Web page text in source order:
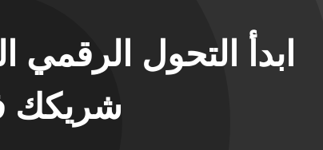
ابدأ التحول
شريكك